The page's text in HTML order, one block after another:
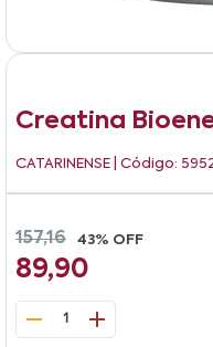
Creatina
CATARINENSE | Código:
157,16 43% OFF
89,90
1